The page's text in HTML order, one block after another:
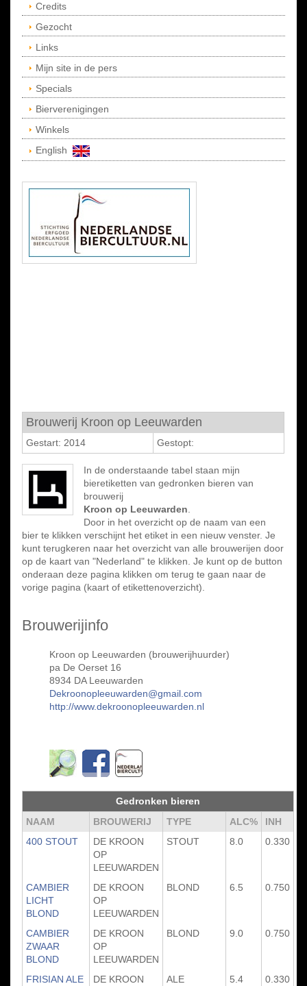
Credits
Gezocht
Links
Mijn site in de pers
Specials
Bierverenigingen
Winkels
English
Brouwerij Kroon op Leeuwarden
Gestart: 2014 Gestopt:
In de onderstaande tabel staan mijn
bieretiketten van gedronken bieren van
brouwerij
Kroon op Leeuwarden
Door in het overzicht op de naam van een
bier te klikken verschijnt het etiket in een nieuw venster. Je
kunt terugkeren naar het overzicht van alle brouwerijen door
op de kaart van "Nederland" te klikken. Je kunt op de button
onderaan deze pagina klikken om terug te gaan naar de
vorige pagina (kaart of etikettenoverzicht).
Brouwerijinfo
Kroon op Leeuwarden (brouwerijhuurder)
pa De Oerset 16
8934 DA Leeuwarden
Dekroonopleeuwarden@gmail.com
http://www.dekroonopleeuwarden.nl
Gedronken bieren
NAAM
BROUWERIJ TYPE ALC%
INH
400 STOUT
DE KROON
OP
LEEUWARDEN
STOUT 8.0 0.330
CAMBIER
LICHT
BLOND
DE KROON
OP
LEEUWARDEN
BLOND 6.5 0.750
CAMBIER
ZWAAR
BLOND
DE KROON
OP
LEEUWARDEN
BLOND 9.0 0.750
FRISIAN ALE
DE KROON
ALE 5.4 0.330